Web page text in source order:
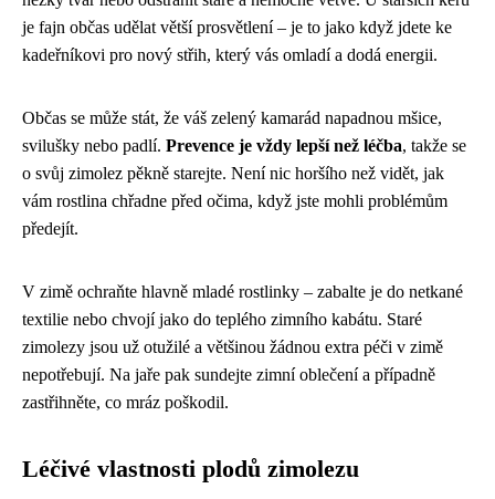
je fajn občas udělat větší prosvětlení – je to jako když jdete ke
kadeřníkovi pro nový střih, který vás omladí a dodá energii.
Občas se může stát, že váš zelený kamarád napadnou mšice,
svilušky nebo padlí. Prevence je vždy lepší než léčba, takže se
o svůj zimolez pěkně starejte. Není nic horšího než vidět, jak
vám rostlina chřadne před očima, když jste mohli problémům
předejít.
V zimě ochraňte hlavně mladé rostlinky – zabalte je do netkané
textilie nebo chvojí jako do teplého zimního kabátu. Staré
zimolezy jsou už otužilé a většinou žádnou extra péči v zimě
nepotřebují. Na jaře pak sundejte zimní oblečení a případně
zastřihněte, co mráz poškodil.
Léčivé vlastnosti plodů zimolezu